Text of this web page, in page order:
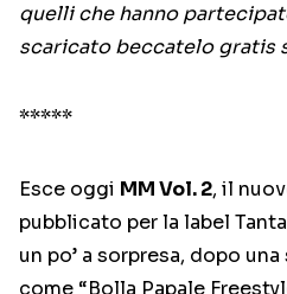
quelli che hanno
scaricato beccatelo gratis
*****
Esce oggi MM Vol. 2, il
pubblicato per la label
un po’ a sorpresa, dopo
come “Bolla Papale